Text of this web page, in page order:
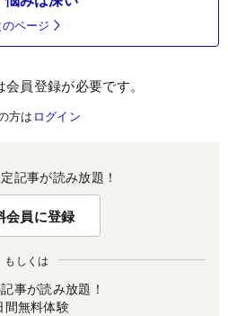
ページ
員登録が必要です。
方は ログイン
記事が読み放題！
会員に登録
もしくは
事が読み放題！
間無料体験